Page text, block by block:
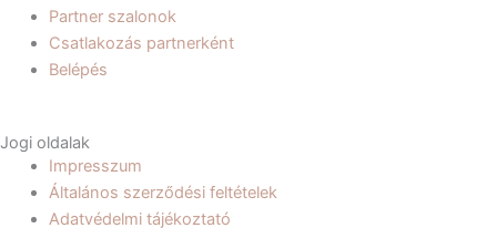
b
o
o
k
a
g
r
a
Partner szalonok
Csatlakozás partnerként
Belépés
Jogi oldalak
Impresszum
Általános szerződési feltételek
Adatvédelmi tájékoztató